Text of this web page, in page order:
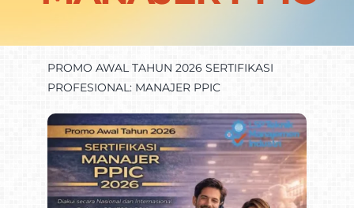
Promo
Kontak
PROMO AWAL TAHUN 2026 SERTIFIKASI
PROFESIONAL: MANAJER PPIC